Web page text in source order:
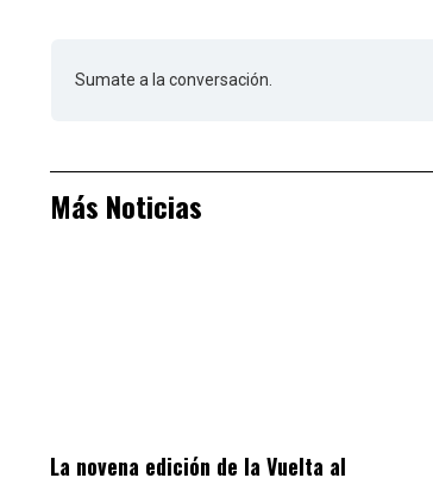
Sumate a la conversación.
Más Noticias
La novena edición de la Vuelta al